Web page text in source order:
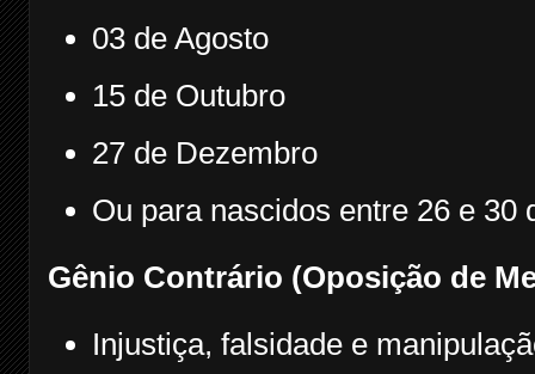
03 de Agosto
15 de Outubro
27 de Dezembro
Ou para nascidos entre 26 e 30
Gênio Contrário (Oposição de
Injustiça, falsidade e